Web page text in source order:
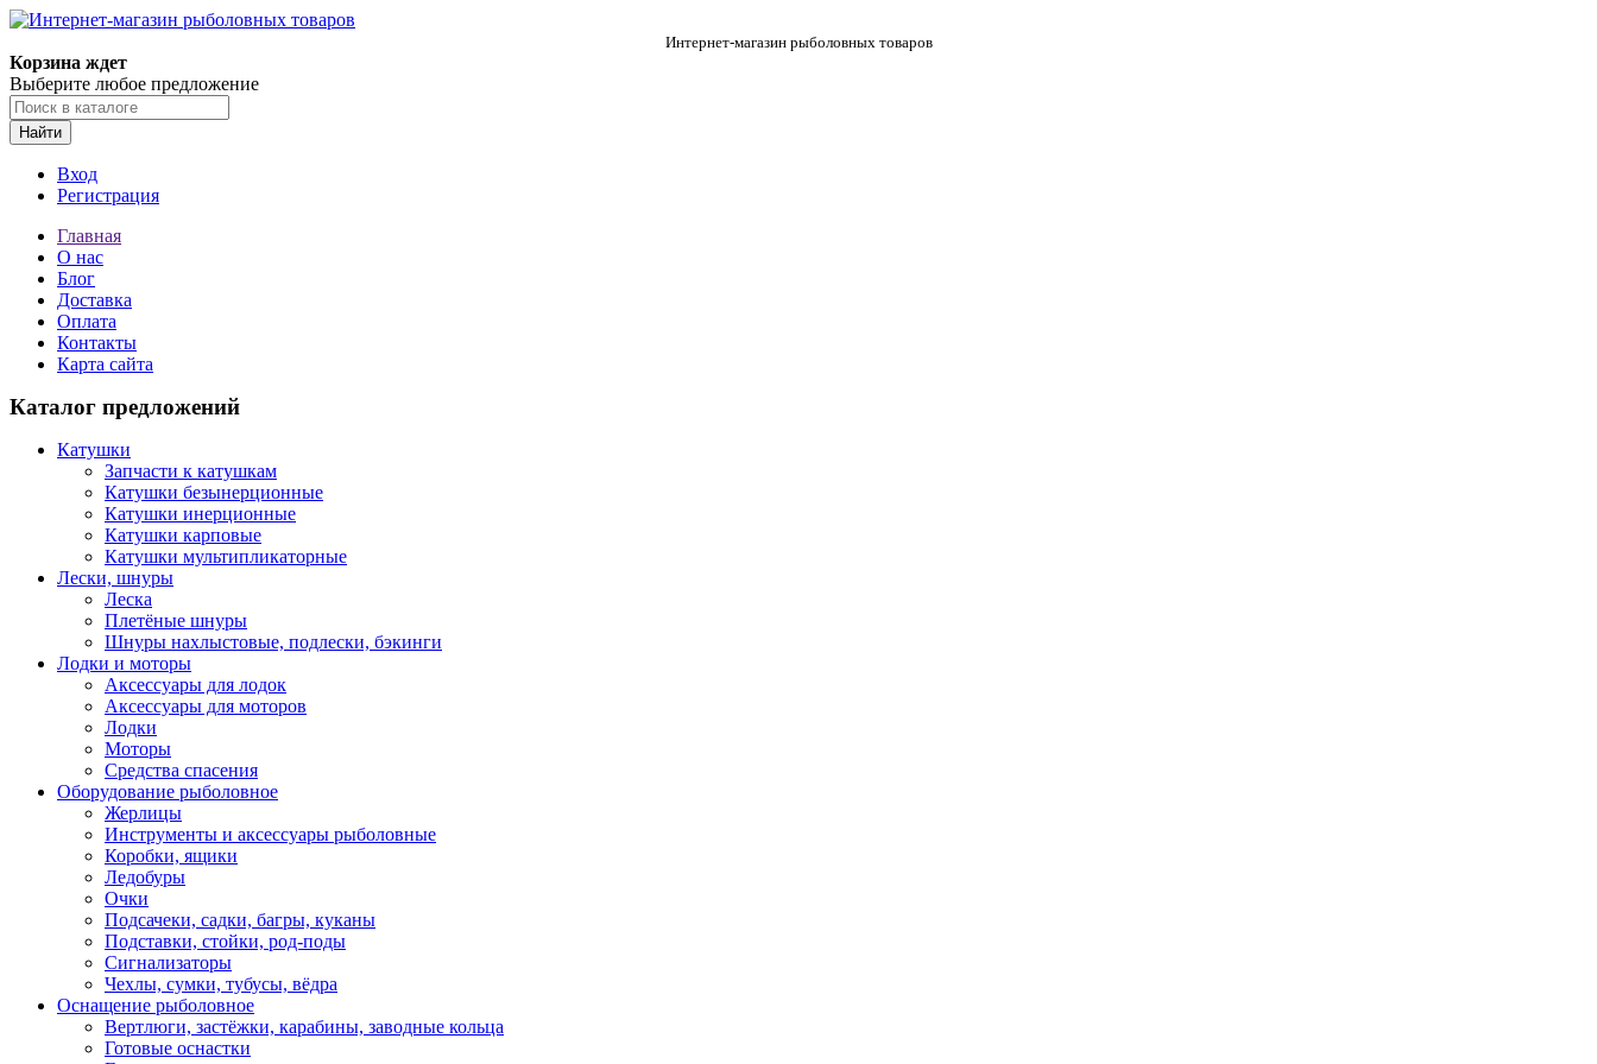
Интернет-магазин рыболовных товаров
Корзина ждет
Выберите любое предложение
Найти
Вход
Регистрация
Главная
О нас
Блог
Доставка
Оплата
Контакты
Карта сайта
Каталог предложений
Катушки
Запчасти к катушкам
Катушки безынерционные
Катушки инерционные
Катушки карповые
Катушки мультипликаторные
Лески, шнуры
Леска
Плетёные шнуры
Шнуры нахлыстовые, подлески, бэкинги
Лодки и моторы
Аксессуары для лодок
Аксессуары для моторов
Лодки
Моторы
Средства спасения
Оборудование рыболовное
Жерлицы
Инструменты и аксессуары рыболовные
Коробки, ящики
Ледобуры
Очки
Подсачеки, садки, багры, куканы
Подставки, стойки, род-поды
Сигнализаторы
Чехлы, сумки, тубусы, вёдра
Оснащение рыболовное
Вертлюги, застёжки, карабины, заводные кольца
Готовые оснастки